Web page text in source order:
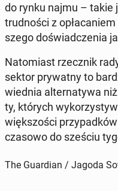
do rynku najmu – takie
trud­no­ści z
sze­go do­świad­cze­nia
Na­to­miast rzecz­nik
sektor pry­wat­ny to
wied­nia al­ter­na­ty­wa
ty, których
więk­szo­ści
czasowo do sześciu
The Guardian / Jagoda